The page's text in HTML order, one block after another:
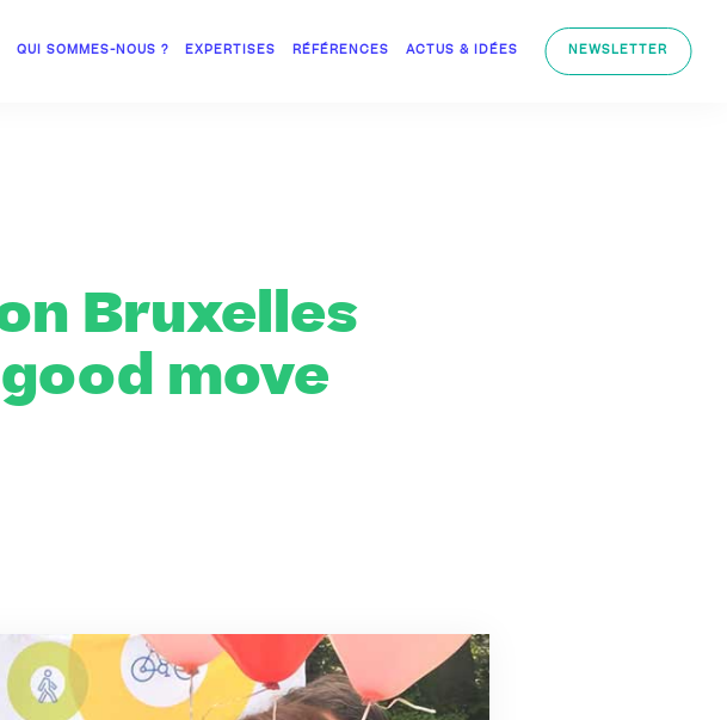
QUI SOMMES-NOUS ? EXPERTISES RÉFÉRENCES ACTUS & IDÉES NEWSLETTER
Bruxelles
move